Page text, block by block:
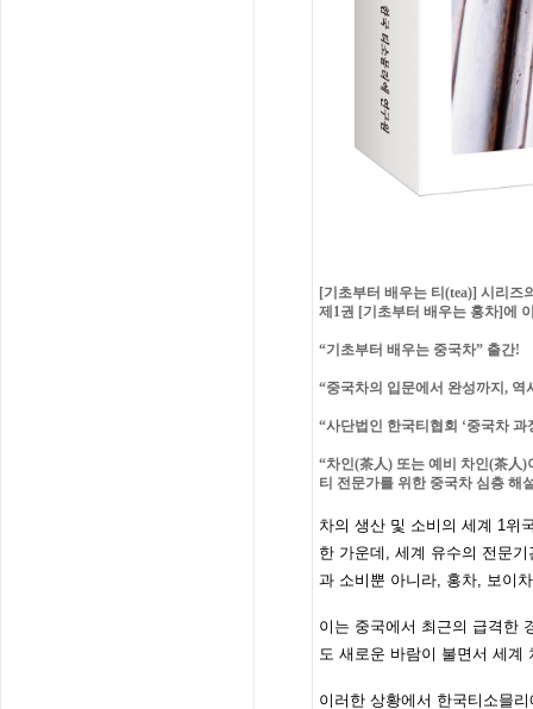
[기초부터 배우는 티(tea)] 시리즈
제1권 [기초부터 배우는 홍차]에
“기초부터 배우는 중국차” 출간!
“중국차의 입문에서 완성까지,
“사단법인 한국티협회 ‘중국차 과
“차인(茶人) 또는 예비 차인(茶人
티 전문가를 위한 중국차 심층 해
차의 생산 및 소비의 세계 1위
한 가운데, 세계 유수의 전문
과 소비뿐 아니라, 홍차, 보이
이는 중국에서 최근의 급격한
도 새로운 바람이 불면서 세계
이러한 상황에서 한국티소믈